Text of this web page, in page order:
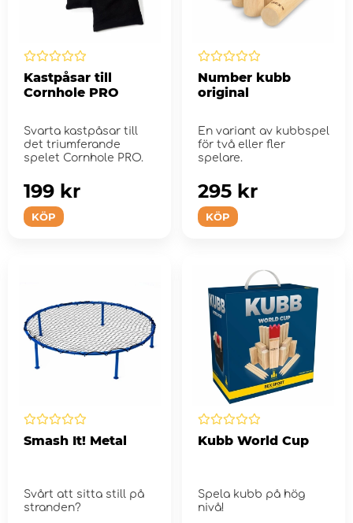
Kastpåsar till
Cornhole PRO
Svarta kastpåsar till
det triumferande
spelet Cornhole PRO.
KÖP
199 kr
Number kubb
original
En variant av kubbspel
för två eller fler
spelare.
KÖP
295 kr
Smash It! Metal
Svårt att sitta still på
stranden?
Kubb World Cup
Spela kubb på hög
nivå!